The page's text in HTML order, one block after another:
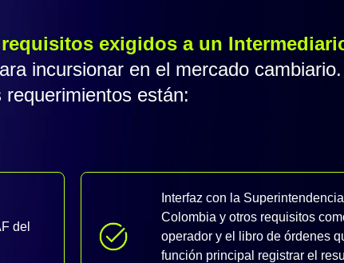
exigidos a un
incursionar en el mercado
requerimientos están:
del
Interfaz con la
Colombia y otros requisitos
operador y el libro de órdenes
función principal registrar el